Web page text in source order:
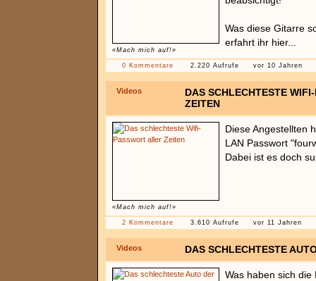
«Mach mich auf!»
Was diese Gitarre
erfahrt ihr hier...
0 Kommentare 2.220 Aufrufe vor 10 Jahren
Videos
DAS SCHLECHTESTE
ZEITEN
«Mach mich auf!»
Diese Angestellten
LAN Passwort
Dabei ist es doch
2 Kommentare 3.610 Aufrufe vor 11 Jahren
Videos DAS SCHLECHTESTE
Was haben sich die